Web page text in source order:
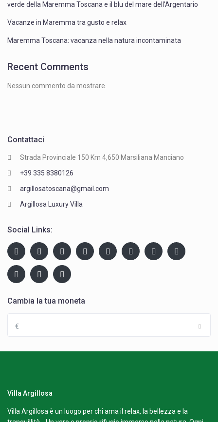
verde della Maremma Toscana e il blu del mare dell’Argentario
Vacanze in Maremma tra gusto e relax
Maremma Toscana: vacanza nella natura incontaminata
Recent Comments
Nessun commento da mostrare.
Contattaci
Strada Provinciale 150 Km 4,650 Marsiliana Manciano
+39 335 8380126
argillosatoscana@gmail.com
Argillosa Luxury Villa
Social Links:
Cambia la tua moneta
€
Villa Argillosa
Villa Argillosa è un luogo per chi ama il relax, la bellezza e la